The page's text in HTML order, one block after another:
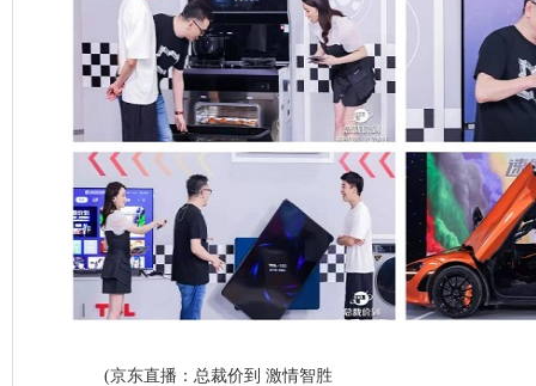
(京东直播：总裁价到 激情智胜